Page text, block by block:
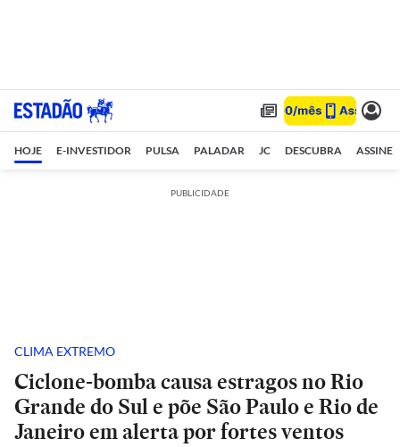
HOJE E-INVESTIDOR PULSA PALADAR JC DESCUBRA ASSINE
PUBLICIDADE
CLIMA EXTREMO
Ciclone-bomba causa estragos no Rio
Grande do Sul e põe São Paulo e Rio de
Janeiro em alerta por fortes ventos